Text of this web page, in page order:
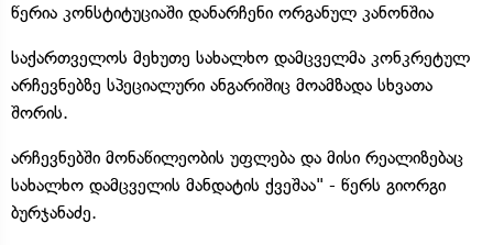
წერია კონსტიტუციაში დანარჩენი ორგანულ კანონშია
საქართველოს მეხუთე სახალხო დამცველმა კონკრეტულ
არჩევნებზე სპეციალური ანგარიშიც მოამზადა სხვათა
შორის.
არჩევნებში მონაწილეობის უფლება და მისი რეალიზებაც
სახალხო დამცველის მანდატის ქვეშაა" - წერს გიორგი
ბურჯანაძე.